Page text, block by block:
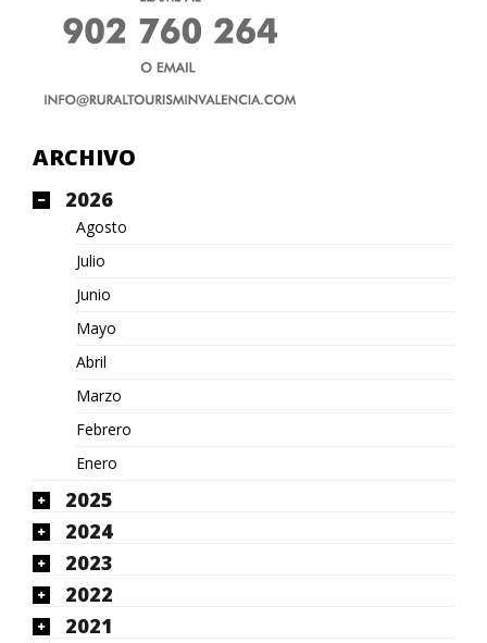
ARCHIVO
2026
Agosto
Julio
Junio
Mayo
Abril
Marzo
Febrero
Enero
2025
2024
2023
2022
2021